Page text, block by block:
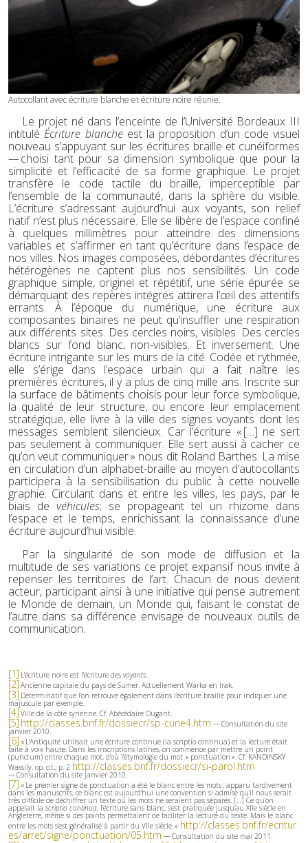
Autocollant avec écriture blanche et écriture noire réunie.
Le projet né dans l’enceinte de l’Université Bordeaux III
intituléÉcriture blancheest la proposition d’un code visuel
nouveau s’appuyant sur les écritures braille et cunéiformes
— choisi tant pour sa dimension symbolique que pour la
simplicité et l’efficacité de sa forme graphique. Le projet
transfère le code tactile du braille, imperceptible par
l’ensemble de la communauté, dans la sphère du visible.
L’écriture s’adressant aujourd’hui aux voyants, son relief
natif n’est plus nécessaire. Elle se libère de l’espace confiné
à quelques millimètres pour atteindre des dimensions
variables et s’affirmer en tant qu’écriture dans l’espace de
nos villes. Nos images composées, débordantes d’écritures
hétérogènes ne captent plus nos sensibilités. Un code
graphique simple, originel et répétitif, une série épurée se
démarquant des repères intégrés attirera l’œil des attentifs
errants. À l’époque du numérique, une écriture aux
composantes binaires ne peut qu’insuffler une respiration
aux différents sites. Des cercles noirs, visibles. Des cercles
blancs sur fond blanc, non-visibles. Et inversement. Une
écriture intrigante sur les murs de la cité. Codée et rythmée,
elle s’érige dans l’espace urbain qui a fait naître les
premières écritures, il y a plus de cinq mille ans. Inscrite sur
la surface de bâtiments choisis pour leur force symbolique,
la qualité de leur structure, ou encore leur emplacement
stratégique, elle livre à la ville des signes voyants dont les
messages semblent silencieux. Car l’écriture « […] ne sert
pas seulement à communiquer. Elle sert aussi à cacher ce
qu’on veut communiquer » nous dit Roland Barthes. La mise
en circulation d’un alphabet-braille au moyen d’autocollants
participera à la sensibilisation du public à cette nouvelle
graphie. Circulant dans et entre les villes, les pays, par le
biais de véhicules; se propageant tel un rhizome dans
l’espace et le temps, enrichissant la connaissance d’une
écriture aujourd’hui visible.
Par la singularité de son mode de diffusion et la
multitude de ses variations ce projet expansif nous invite à
repenser les territoires de l’art. Chacun de nous devient
acteur, participant ainsi à une initiative qui pense autrement
le Monde de demain, un Monde qui, faisant le constat de
l’autre dans sa différence envisage de nouveaux outils de
communication.
[1] L'écriture noire est l'écriture des voyants
[2] Ancienne capitale du pays de Sumer. Actuellement Warka en Irak.
[3] Déterminatif que l’on retrouve également dans l’écriture braille pour indiquer une
majuscule par exemple.
[4]Ville de la côte syrienne. Cf. Abécédaire Ougarit.
[5] http://classes.bnf.fr/dossiecr/sp-cune4.htm — Consultation du site
janvier 2010.
[6] « L’Antiquité utilisait une écriture continue (la scriptio continua) et la lecture était
faite à voix haute. Dans les inscriptions latines, on commence par mettre un point
(punctum) entre chaque mot, d’où l’étymologie du mot « ponctuation ». Cf. KANDINSKY
Wassily, op. cit., p. 2 http://classes.bnf.fr/dossiecr/si-parol.htm
— Consultation du site janvier 2010.
[7] « Le premier signe de ponctuation a été le blanc entre les mots ; apparu tardivement
dans les manuscrits, ce blanc est aujourd’hui une convention si admise qu’il nous serait
très difficile de déchiffrer un texte où les mots ne seraient pas séparés. […] Ce qu’on
appelait la scriptio continua, l’écriture sans blanc, s’est pratiquée jusqu’au XIIe siècle en
Angleterre, même si des points permettaient de faciliter la lecture du texte. Mais le blanc
entre les mots s’est généralisé à partir du VIIe siècle. » http://classes.bnf.fr/ecritur
es/arret/signe/ponctuation/05.htm — Consultation du site mai 2011.